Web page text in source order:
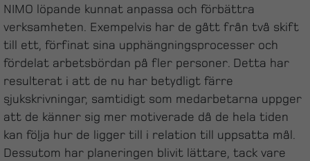
NIMO löpande kunnat anpassa och förbättra
verksamheten. Exempelvis har de gått från två skift
till ett, förfinat sina upphängningsprocesser och
fördelat arbetsbördan på fler personer. Detta har
resulterat i att de nu har betydligt färre
sjukskrivningar, samtidigt som medarbetarna uppger
att de känner sig mer motiverade då de hela tiden
kan följa hur de ligger till i relation till uppsatta mål.
Dessutom har planeringen blivit lättare, tack vare